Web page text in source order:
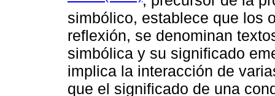
simbólico, establece que los
reflexión, se denominan
simbólica y su significado
implica la interacción de
que el significado de una